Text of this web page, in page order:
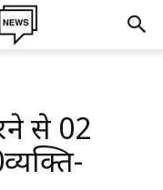
से 02